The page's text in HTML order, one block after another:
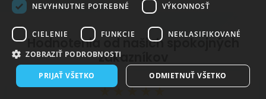
Hodnotenia od našich spokojných
zákazníkov
★★★★★
NEVYHNUTNE POTREBNÉ
VÝKONNOSŤ
CIELENIE FUNKCIE NEKLASIFIKOVANÉ
ZOBRAZIŤ PODROBNOSTI
PRIJAŤ VŠETKO ODMIETNUŤ VŠETKO